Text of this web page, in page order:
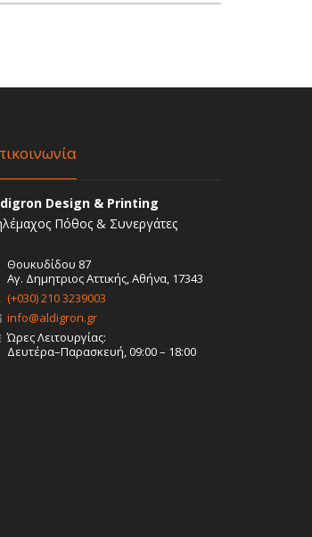
Design & Printing
Πόθος & Συνεργάτες
Θουκυδίδου 87
Αγ. Δημητριος Αττικής, Αθήνα, 17343
(+030) 210 3239003
info@aldigron.gr
Ώρες Λειτουργίας:
Δευτέρα–Παρασκευή, 09:00 – 18:00